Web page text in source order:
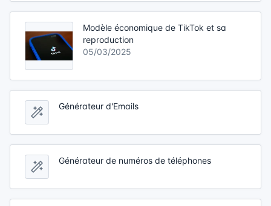
Modèle économique de TikTok et sa
reproduction
05/03/2025
Générateur d'Emails
Générateur de numéros de téléphones